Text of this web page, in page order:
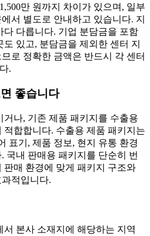
만 원까지 차이가 있으며, 일부
서 별도로 안내하고 있습니다. 지
다 다릅니다. 기업 분담금을 포함
있고, 분담금을 제외한 센터 지
로 정확한 금액은 반드시 각 센터
.
좋습니다
나, 기존 제품 패키지를 수출용
적합합니다. 수출용 제품 패키지는
표기, 제품 정보, 현지 유통 환경
국내 판매용 패키지를 단순히 번
판매 환경에 맞게 패키지 구조와
적입니다.
서 본사 소재지에 해당하는 지역